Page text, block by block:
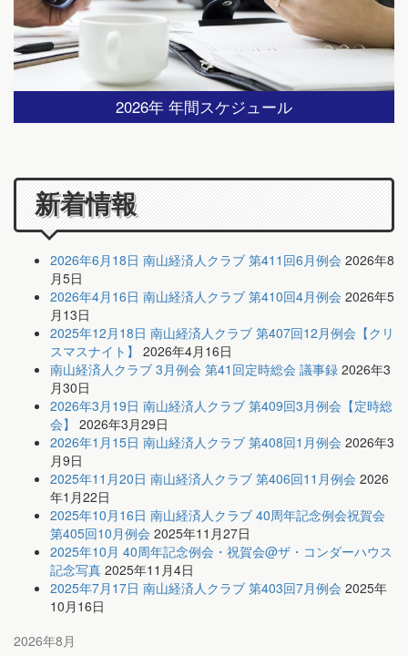
2026年 年間スケジュール
新着情報
2026年6月18日 南山経済人クラブ 第411回6月例会 2026年8
月5日
2026年4月16日 南山経済人クラブ 第410回4月例会 2026年5
月13日
2025年12月18日 南山経済人クラブ 第407回12月例会【クリ
スマスナイト】 2026年4月16日
南山経済人クラブ 3月例会 第41回定時総会 議事録 2026年3
月30日
2026年3月19日 南山経済人クラブ 第409回3月例会【定時総
会】 2026年3月29日
2026年1月15日 南山経済人クラブ 第408回1月例会 2026年3
月9日
2025年11月20日 南山経済人クラブ 第406回11月例会 2026
年1月22日
2025年10月16日 南山経済人クラブ 40周年記念例会祝賀会
第405回10月例会 2025年11月27日
2025年10月 40周年記念例会・祝賀会@ザ・コンダーハウス
記念写真 2025年11月4日
2025年7月17日 南山経済人クラブ 第403回7月例会 2025年
10月16日
2026年8月